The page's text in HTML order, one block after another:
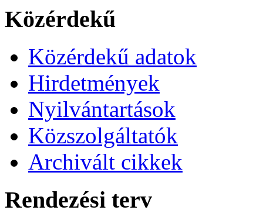
Közérdekű
Közérdekű adatok
Hirdetmények
Nyilvántartások
Közszolgáltatók
Archivált cikkek
Rendezési terv